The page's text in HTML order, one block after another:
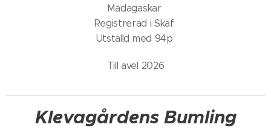
Madagaskar
Registrerad i Skaf
Utställd med 94p
Till avel 2026
Klevagårdens Bumling